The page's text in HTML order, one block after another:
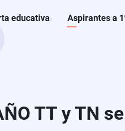
educativa Aspirantes a
TT y TN